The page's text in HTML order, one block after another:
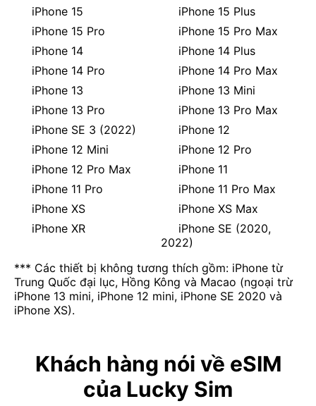
iPhone 15
iPhone 15 Plus
iPhone 15 Pro
iPhone 15 Pro Max
iPhone 14
iPhone 14 Plus
iPhone 14 Pro
iPhone 14 Pro Max
iPhone 13
iPhone 13 Mini
iPhone 13 Pro
iPhone 13 Pro Max
iPhone SE 3 (2022)
iPhone 12
iPhone 12 Mini
iPhone 12 Pro
iPhone 12 Pro Max
iPhone 11
iPhone 11 Pro
iPhone 11 Pro Max
iPhone XS
iPhone XS Max
iPhone XR
iPhone SE (2020,
2022)
*** Các thiết bị không tương thích gồm: iPhone từ
Trung Quốc đại lục, Hồng Kông và Macao (ngoại trừ
iPhone 13 mini, iPhone 12 mini, iPhone SE 2020 và
iPhone XS).
Khách hàng nói về eSIM
của Lucky Sim